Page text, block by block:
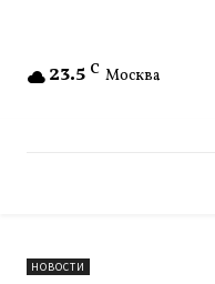
23.5 C Москва
НОВОСТИ